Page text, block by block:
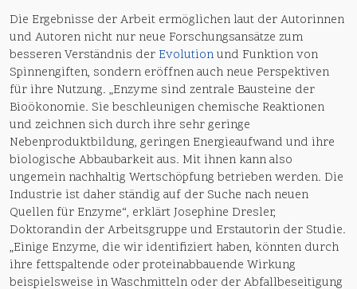
Die Ergebnisse der Arbeit ermöglichen laut der Autorinnen
und Autoren nicht nur neue Forschungsansätze zum
besseren Verständnis der Evolutionund Funktion von
Spinnengiften, sondern eröffnen auch neue Perspektiven
für ihre Nutzung. „Enzyme sind zentrale Bausteine der
Bioökonomie. Sie beschleunigen chemische Reaktionen
und zeichnen sich durch ihre sehr geringe
Nebenproduktbildung, geringen Energieaufwand und ihre
biologische Abbaubarkeit aus. Mit ihnen kann also
ungemein nachhaltig Wertschöpfung betrieben werden. Die
Industrie ist daher ständig auf der Suche nach neuen
Quellen für Enzyme“, erklärt Josephine Dresler,
Doktorandin der Arbeitsgruppe und Erstautorin der Studie.
„Einige Enzyme, die wir identifiziert haben, könnten durch
ihre fettspaltende oder proteinabbauende Wirkung
beispielsweise in Waschmitteln oder der Abfallbeseitigung